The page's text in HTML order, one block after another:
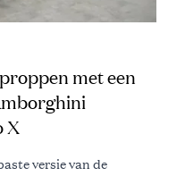
met een
X
versie van de